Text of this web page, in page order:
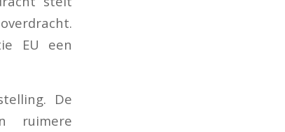
EU een
De
ruimere